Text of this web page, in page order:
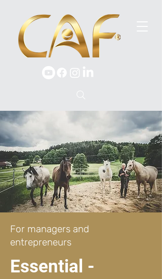
For managers and
entrepreneurs
Essential -